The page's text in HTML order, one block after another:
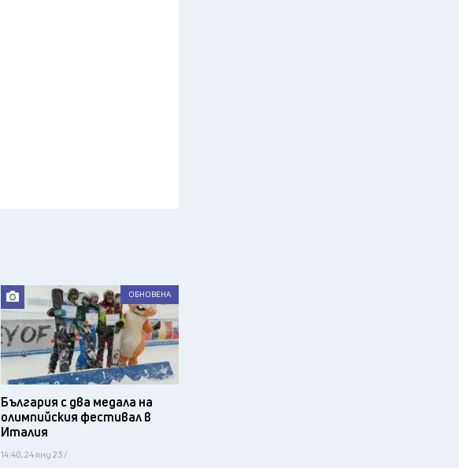
ОБНОВЕНА
България с два медала на
олимпийския фестивал в
Италия
14:40, 24 яну 23 /